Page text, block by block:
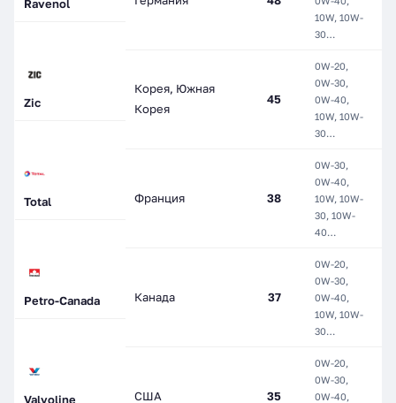
Ravenol
10W, 10W-
30…
Zic
Корея, Южная
Корея
45
0W-20,
0W-30,
0W-40,
10W, 10W-
30…
Total Франция 38
0W-30,
0W-40,
10W, 10W-
30, 10W-
40…
Petro-Canada Канада 37
0W-20,
0W-30,
0W-40,
10W, 10W-
30…
Valvoline США 35
0W-20,
0W-30,
0W-40,